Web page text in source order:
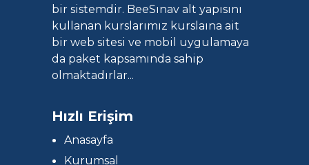
bir sistemdir. BeeSınav alt yapısını
kullanan kurslarımız kurslaına ait
bir web sitesi ve mobil uygulamaya
da paket kapsamında sahip
olmaktadırlar...
Hızlı Erişim
Anasayfa
Kurumsal